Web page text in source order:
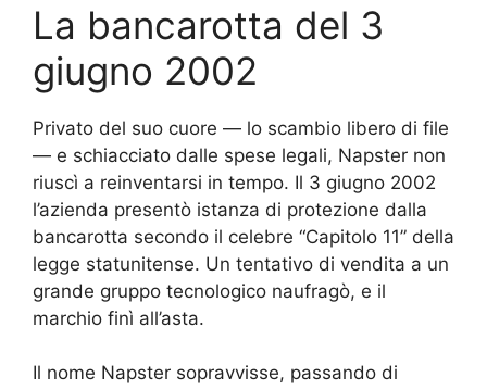
La bancarotta del 3
giugno 2002
Privato del suo cuore — lo scambio libero di file
— e schiacciato dalle spese legali, Napster non
riuscì a reinventarsi in tempo. Il 3 giugno 2002
l’azienda presentò istanza di protezione dalla
bancarotta secondo il celebre “Capitolo 11” della
legge statunitense. Un tentativo di vendita a un
grande gruppo tecnologico naufragò, e il
marchio finì all’asta.
Il nome Napster sopravvisse, passando di